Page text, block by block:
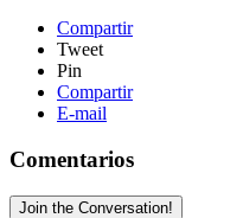
Compartir
Tweet
Pin
Compartir
E-mail
Comentarios
Join the Conversation!